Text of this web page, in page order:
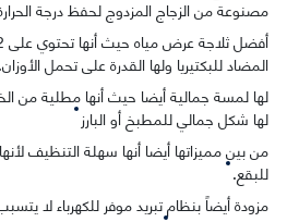
مصنوعة من الزجاج المزدوج لحفظ درجة
المضاد للبكتيريا ولها القدرة على تحمل الأوزان.
لها لمسة جمالية أيضا حيث أنها مطلية من
لها شكل جمالي للمطبخ أو البارز
من بين مميزاتها أيضا أنها سهلة التنظيف
للبقع.
مزودة أيضاً بنظام تبريد موفر للكهرباء لا